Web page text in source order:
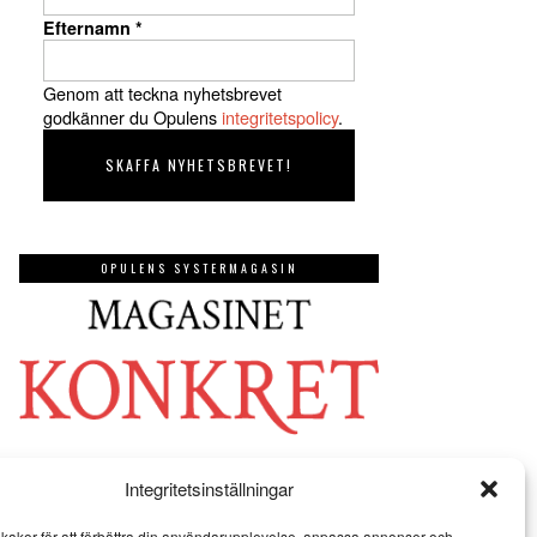
Integritetsinställningar
Efternamn *
Genom att teckna nyhetsbrevet
godkänner du Opulensintegritetspolicy.
OPULENS SYSTERMAGASIN